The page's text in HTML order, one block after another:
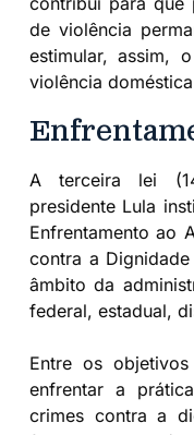
de violência
estimular, assim,
violência
A terceira lei
presidente Lula
Enfrentamento ao
contra a
âmbito da
federal, estadual,
Entre os
enfrentar a
crimes contra a